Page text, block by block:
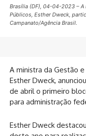
Brasília (DF), 04-04-2023 –
Públicos, Esther Dweck,
Campanato/Agência Brasil.
A ministra da Gestão
Esther Dweck,
de abril o primeiro
para administração
Esther Dweck